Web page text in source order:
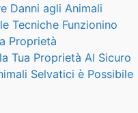
Danni agli Animali
Tecniche Funzionino
Proprietà
Tua Proprietà Al Sicuro
Selvatici è Possibile